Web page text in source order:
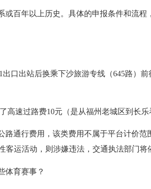
百年以上历史。具体的申报条件和流
口出站后换乘下沙旅游专线（645路）
速过路费10元（是从福州老城区到长
通行费用，该类费用不属于平台计价
运活动，则涉嫌违法，交通执法部门将
体育赛事？